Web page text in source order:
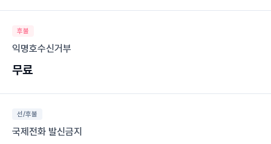
후불
익명호수신거부
무료
선/후불
국제전화 발신금지